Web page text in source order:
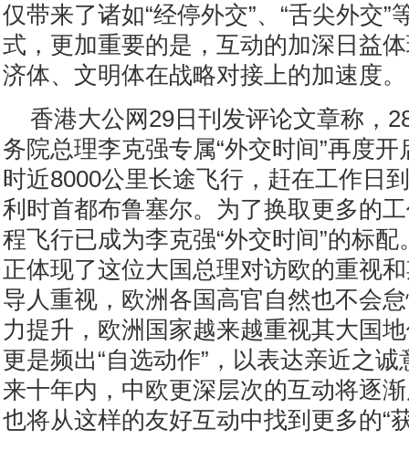
仅带来了诸如“经停外交”、“舌尖外交”
式，更加重要的是，互动的加深日益
济体、文明体在战略对接上的加速度。
香港大公网29日刊发评论文章称，
务院总理李克强专属“外交时间”再度
时近8000公里长途飞行，赶在工作日
利时首都布鲁塞尔。为了换取更多的
程飞行已成为李克强“外交时间”的标
正体现了这位大国总理对访欧的重视
导人重视，欧洲各国高官自然也不会
力提升，欧洲国家越来越重视其大国
更是频出“自选动作”，以表达亲近之
来十年内，中欧更深层次的互动将逐
也将从这样的友好互动中找到更多的“